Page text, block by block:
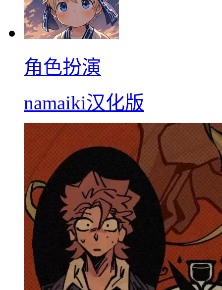
角色扮演
namaiki汉化版